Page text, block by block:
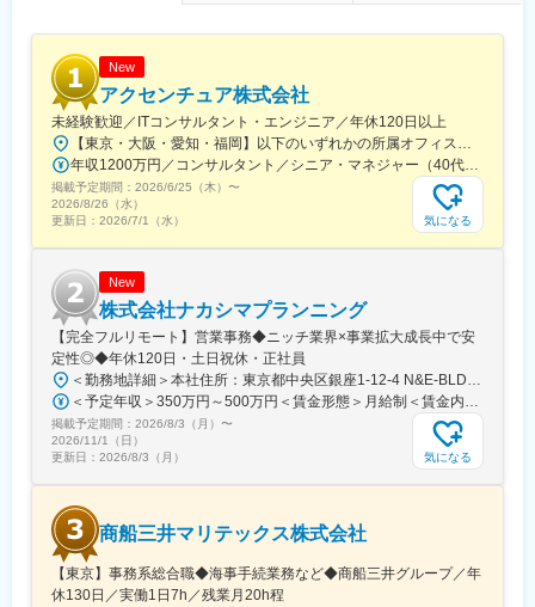
いため、顧客課題に深く入り込むこみながら多角的な顧客支援が
できます。
◎サービス拡大余地のある国内市場の拡大を担う最前線に身を置
けます！
少子高齢化による人手不足やデジタル人材不足、ジョブ型雇用へ
の流れが加速する現在において、人事的課題の多種多様化が進
み、企業は自社内リソースだけでは課題解決ができなくなってき
ットのダイナミクスを肌で感じられるポジションです。
■働き方
全国からフルリモートで就業可能で、全国各地の顧客を支援でき
ます。実際に、北海道在住の社員も複数名おり、成果とプライベ
ートを両立。ライフスタイルや生活環境に合わせて働き方を選択
しながら、モチベーション高く働いています。
変更の範囲：会社の定める業務
New
アクセンチュア株式会社
未経験歓迎／ITコンサルタント・エンジニア／年休120日以上
【東京・大阪・愛知・福岡】以下のいずれかの所属オフィスもしくは各エリアのプロジェクト先 所属オフィス：■赤坂インターシティ■関西オフィス■アクセンチュア・アドバンスト・テクノロジーセンター名古屋■福岡オフィス※詳細は勤務地一覧よりご覧いただけます。※所属オフィスを問わずプロジェクトにより、国内出張、海外出張の可能性があります【魅力ポイント│世界の知恵を活用】世界中のベストプラクティスがデータベースに集約されており、数多くの事例や社員の知恵を活用できます。日本では前例のない案件でも、世界各国の社員からオンライン・オフライン（海外出張）問わず、気軽にアドバイスを受けることができます。★ この求人のPOINT ★￣￣V￣￣￣￣￣￣￣￣￣＃世界約78万人規模の大手基盤で安定性◎若手から裁量大きく挑戦・成長できる環境＃土日祝休／連続5日以上の休暇取得も可能！／フルフレックス（コアタイムなし）＃コンサル・IT未経験者向けの手厚い研修◎／メンター制度もあるため安心してチャレンジOK！
年収1200万円／コンサルタント／シニア・マネジャー（40代） 年収1000万円／テクノロジーアーキテクト（30代）
掲載予定期間： 2026/6/25（木） 〜
2026/8/26（水）
更新日： 2026/7/1（水） 気になる
New
株式会社ナカシマプランニング
【完全フルリモート】営業事務◆ニッチ業界×事業拡大成長中で安
定性◎◆年休120日・土日祝休・正社員
＜勤務地詳細＞本社住所：東京都中央区銀座1-12-4 N&E-BLD.7階受動喫煙対策：屋内全面禁煙変更の範囲：会社の定める事業所
＜予定年収＞350万円～500万円＜賃金形態＞月給制＜賃金内訳＞月額（基本給）：220,000円～270,000円＜月給＞220,000円～270,000円＜昇給有無＞有＜残業手当＞有＜給与補足＞■賞与：あり■昇給：あり賃金はあくまでも目安の金額であり、選考を通じて上下する可能性があります。月給(月額)は固定手当を含めた表記です。
掲載予定期間： 2026/8/3（月） 〜
2026/11/1（日）
更新日： 2026/8/3（月） 気になる
商船三井マリテックス株式会社
【東京】事務系総合職◆海事手続業務など◆商船三井グループ／年
休130日／実働1日7h／残業月20h程